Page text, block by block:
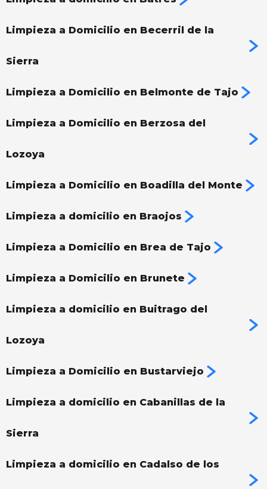
Limpieza a Domicilio en Becerril de la
Sierra
Limpieza a Domicilio en Belmonte de Tajo
Limpieza a Domicilio en Berzosa del
Lozoya
Limpieza a Domicilio en Boadilla del Monte
Limpieza a domicilio en Braojos
Limpieza a Domicilio en Brea de Tajo
Limpieza a Domicilio en Brunete
Limpieza a domicilio en Buitrago del
Lozoya
Limpieza a Domicilio en Bustarviejo
Limpieza a domicilio en Cabanillas de la
Sierra
Limpieza a domicilio en Cadalso de los